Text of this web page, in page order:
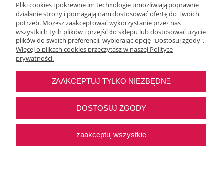
Moje konto
O nas
Najczęstsze pytania
Pomoc
Pliki cookies i pokrewne im technologie umożliwiają poprawne
działanie strony i pomagają nam dostosować ofertę do Twoich
potrzeb. Możesz zaakceptować wykorzystanie przez nas
wszystkich tych plików i przejść do sklepu lub dostosować użycie
plików do swoich preferencji, wybierając opcję "Dostosuj zgody".
Więcej o plikach cookies przeczytasz w naszej Polityce
prywatności.
ZAAKCEPTUJ TYLKO NIEZBĘDNE
DOSTOSUJ ZGODY
zaakceptuj wszystkie